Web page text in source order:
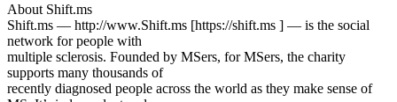
About Shift.ms
Shift.ms — http://www.Shift.ms [https://shift.ms ] — is the social
network for people with
multiple sclerosis. Founded by MSers, for MSers, the charity
supports many thousands of
recently diagnosed people across the world as they make sense of